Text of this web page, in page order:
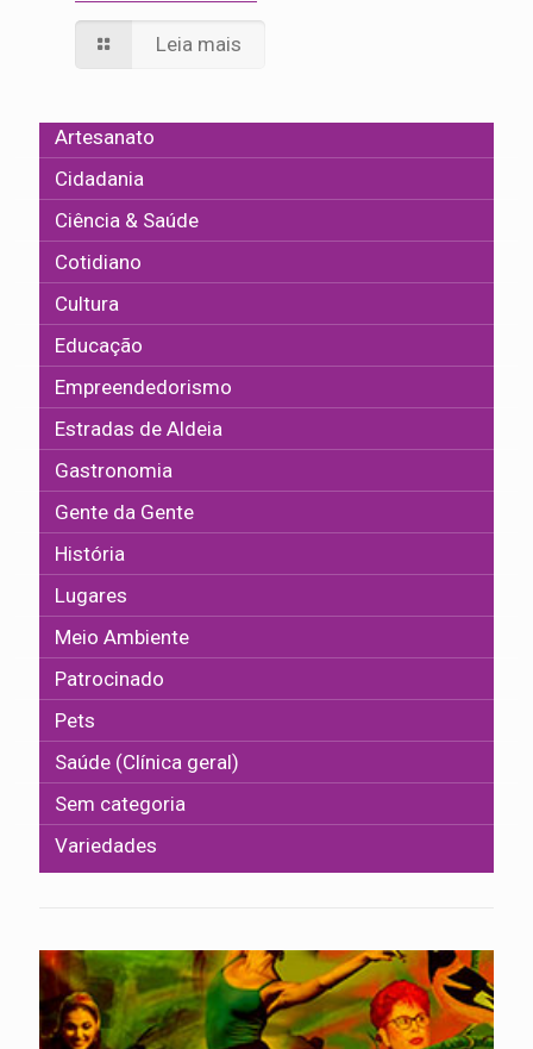
Leia mais
Artesanato
Cidadania
Ciência & Saúde
Cotidiano
Cultura
Educação
Empreendedorismo
Estradas de Aldeia
Gastronomia
Gente da Gente
História
Lugares
Meio Ambiente
Patrocinado
Pets
Saúde (Clínica geral)
Sem categoria
Variedades